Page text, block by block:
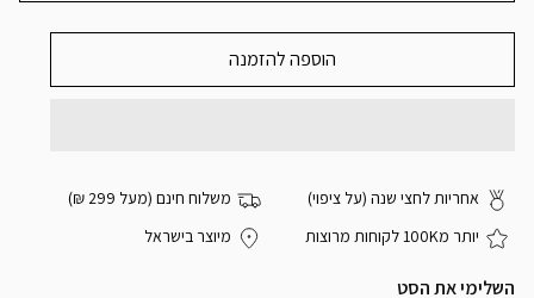
הוספה להזמנה
אחריות לחצי שנה (על ציפוי)
משלוח חינם (מעל 299 ₪)
יותר מ100K לקוחות מרוצות
מיוצר בישראל
השלימי את הסט